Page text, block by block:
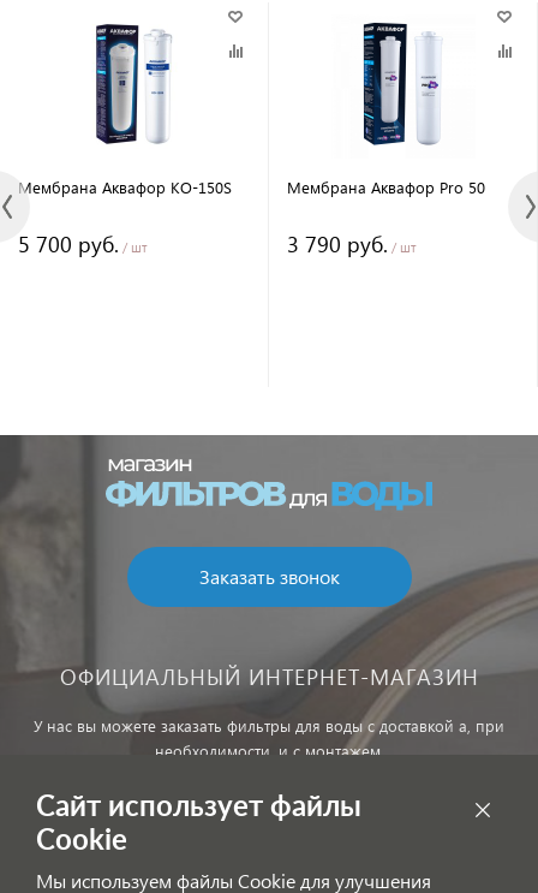
Мембрана Аквафор KO-150S
5 700 руб. / шт
Мембрана Аквафор Pro 50
3 790 руб. / шт
Заказать звонок
ОФИЦИАЛЬНЫЙ ИНТЕРНЕТ-МАГАЗИН
У нас вы можете заказать фильтры для воды с доставкой а, при
необходимости, и с монтажем.
Сайт использует файлы
Cookie
Мы используем файлы Cookie для улучшения